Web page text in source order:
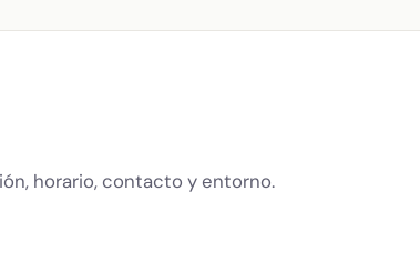
horario, contacto y entorno.